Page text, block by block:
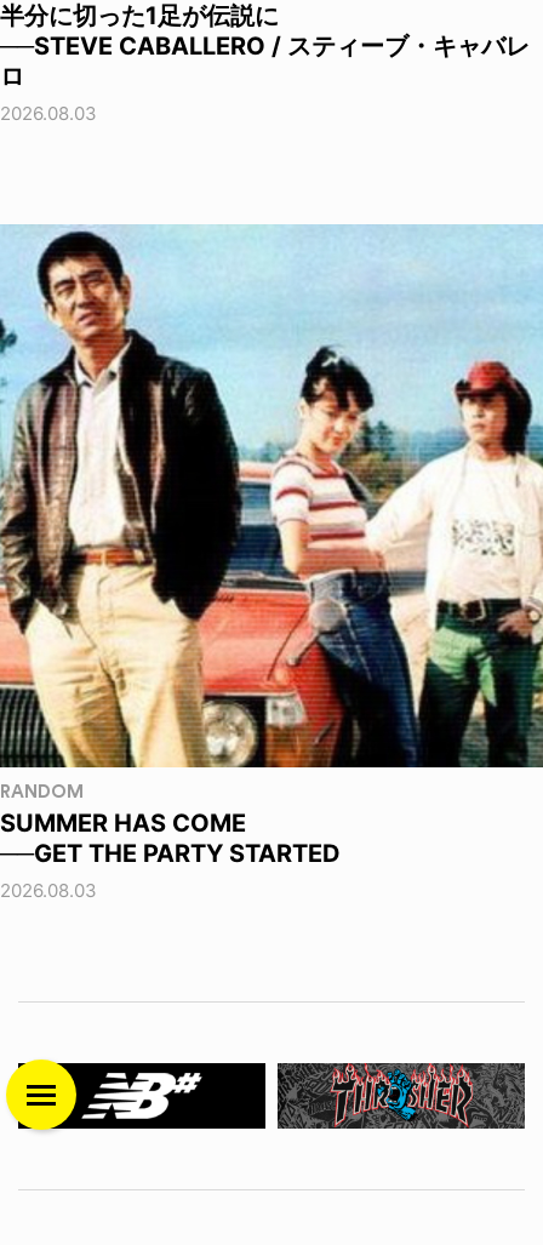
半分に切った1足が伝説に
──STEVE CABALLERO / スティーブ・キャバレ
ロ
2026.08.03
RANDOM
SUMMER HAS COME
──GET THE PARTY STARTED
2026.08.03